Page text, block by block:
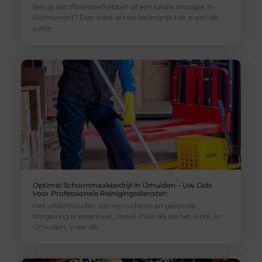
Ben je een fitnessliefhebber of een lokale shopper in
Purmerend? Dan weet je hoe belangrijk het is om de
juiste
Optimal Schoonmaakbedrijf in IJmuiden – Uw Gids
voor Professionele Reinigingsdiensten
Het onderhouden van een schone en gezonde
omgeving is essentieel, zowel thuis als op het werk. In
IJmuiden, waar de